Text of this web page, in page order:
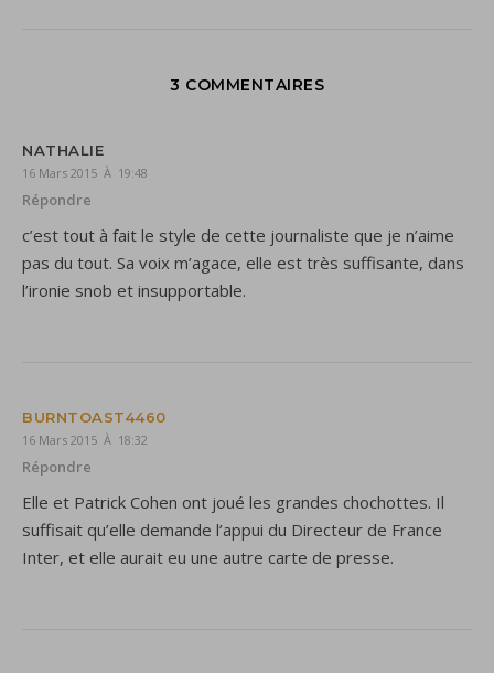
3 COMMENTAIRES
NATHALIE
16 Mars 2015 À 19:48
Répondre
c’est tout à fait le style de cette journaliste que je n’aime
pas du tout. Sa voix m’agace, elle est très suffisante, dans
l’ironie snob et insupportable.
BURNTOAST4460
16 Mars 2015 À 18:32
Répondre
Elle et Patrick Cohen ont joué les grandes chochottes. Il
suffisait qu’elle demande l’appui du Directeur de France
Inter, et elle aurait eu une autre carte de presse.